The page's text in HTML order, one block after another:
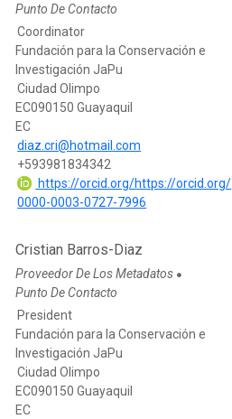
Punto De Contacto
Coordinator
Fundación para la Conservación e
Investigación JaPu
Ciudad Olimpo
EC090150 Guayaquil
EC
diaz.cri@hotmail.com
+593981834342
https://orcid.org/https://orcid.org/
0000-0003-0727-7996
Cristian Barros-Diaz
Proveedor De Los Metadatos ●
Punto De Contacto
President
Fundación para la Conservación e
Investigación JaPu
Ciudad Olimpo
EC090150 Guayaquil
EC